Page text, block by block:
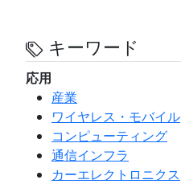
キーワード
応用
産業
ワイヤレス・モバイル
コンピューティング
通信インフラ
カーエレクトロニクス